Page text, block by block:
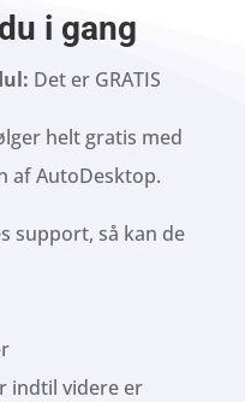
i gang
Det er GRATIS
helt gratis med
af AutoDesktop.
support, så kan de
indtil videre er